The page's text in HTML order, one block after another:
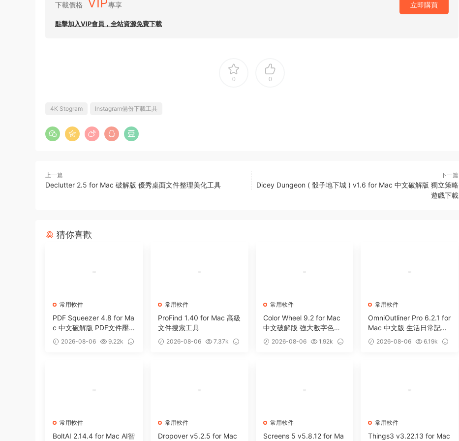
下載價格 專享 立即購買
點擊加入VIP會員，全站資源免費下載
0 0
4K Stogram Instagram備份下載工具
上一篇
Declutter 2.5 for Mac 破解版 優秀桌面文件整理美化工具
下一篇
Dicey Dungeon ( 骰子地下城 ) v1.6 for Mac 中文破解版 獨立策略
遊戲下載
猜你喜歡
常用軟件
PDF Squeezer 4.8 for Ma
c 中文破解版 PDF文件壓
縮工具
2026-08-06
9.22k
常用軟件
ProFind 1.40 for Mac 高級
文件搜索工具
2026-08-06
7.37k
常用軟件
Color Wheel 9.2 for Mac
中文破解版 強大數字色輪
工具2026-08-06
1.92k
常用軟件
OmniOutliner Pro 6.2.1 for
Mac 中文版 生活日常記錄
軟件2026-08-06
6.19k
常用軟件
BoltAI 2.14.4 for Mac AI智
常用軟件
Dropover v5.2.5 for Mac
常用軟件
Screens 5 v5.8.12 for Ma
常用軟件
Things3 v3.22.13 for Mac